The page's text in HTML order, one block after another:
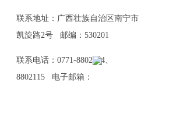
联系地址：广西壮族自治区南宁市
凯旋路2号 邮编：530201
联系电话：0771-8802114、
8802115 电子邮箱：